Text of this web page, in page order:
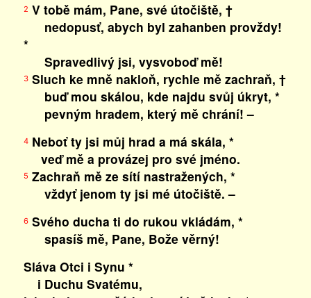
2 V tobě mám, Pane, své útočiště, †
nedopusť, abych byl zahanben provždy!
*
Spravedlivý jsi, vysvoboď mě!
3Sluch ke mně nakloň, rychle mě zachraň, †
buď mou skálou, kde najdu svůj úkryt, *
pevným hradem, který mě chrání! –
4Neboť ty jsi můj hrad a má skála, *
veď mě a provázej pro své jméno.
5 Zachraň mě ze sítí nastražených, *
vždyť jenom ty jsi mé útočiště. –
6Svého ducha ti do rukou vkládám, *
spasíš mě, Pane, Bože věrný!
Sláva Otci i Synu *
i Duchu Svatému,